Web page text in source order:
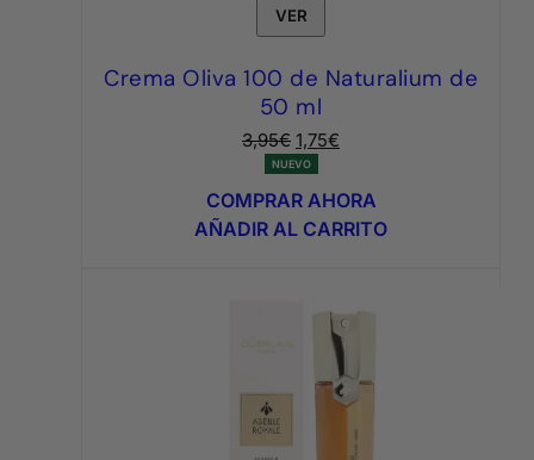
VER
Crema Oliva 100 de Naturalium de
50 ml
3,95€ El
precio
original
era:
1,75€
actual
es:
NUEVO
COMPRAR AHORA
AÑADIR AL CARRITO